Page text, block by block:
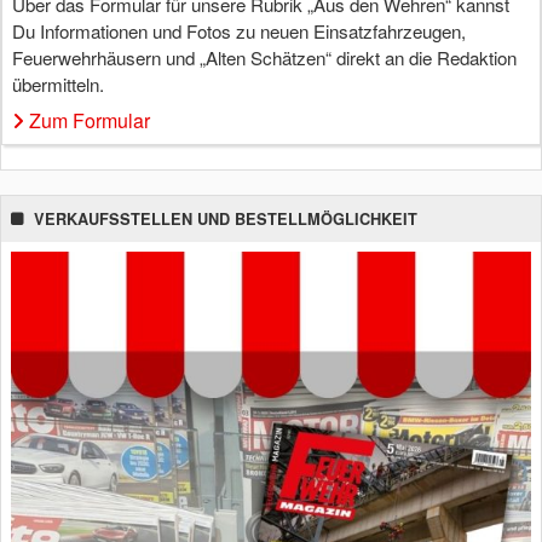
Du Informationen und Fotos zu neuen Einsatzfahrzeugen,
Feuerwehrhäusern und „Alten Schätzen“ direkt an die Redaktion
übermitteln.
Zum Formular
VERKAUFSSTELLEN UND BESTELLMÖGLICHKEIT